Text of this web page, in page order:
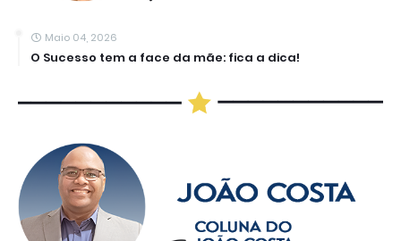
Maio 04, 2026
O Sucesso tem a face da mãe: fica a dica!